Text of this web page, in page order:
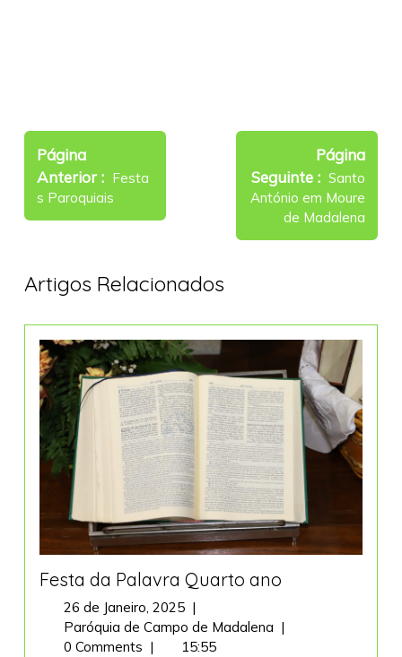
Navegação
de
artigos
Página
Anterior
Older
Posts
Festa
s Paroquiais
Página
Seguinte
Newer
Posts
Santo
António em Moure
de Madalena
Artigos Relacionados
Festa da Palavra Quarto ano
26 de Janeiro, 2025 26
de
Janeiro,
|
Paróquia de Campo de Madalena Festa
|
0 Comments | 15:55